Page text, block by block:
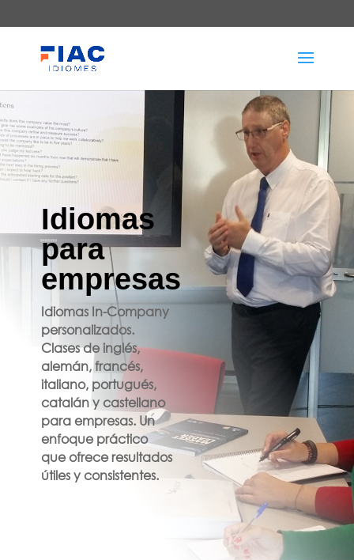
Idiomas
para
empresas
Idiomas In-Company
personalizados.
Clases de inglés,
alemán, francés,
italiano, portugués,
catalán y castellano
para empresas. Un
enfoque práctico
que ofrece resultados
útiles y consistentes.